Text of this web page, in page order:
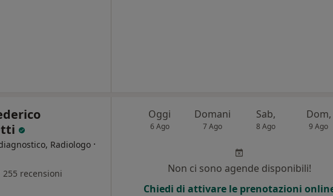
Radiologo ·
255 recensioni
Oggi
6 Ago
Domani
7 Ago
Sab,
8 Ago
Dom,
9 Ago
Non ci sono agende disponibili!
Chiedi di attivare le prenotazioni